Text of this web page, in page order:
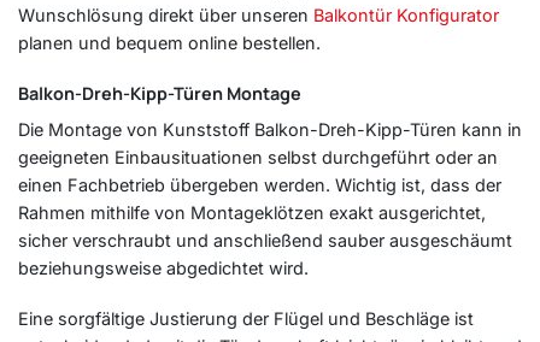
Wunschlösung direkt über unseren Balkontür Konfigurator
planen und bequem online bestellen.
Balkon-Dreh-Kipp-Türen Montage
Die Montage von Kunststoff Balkon-Dreh-Kipp-Türen kann in
geeigneten Einbausituationen selbst durchgeführt oder an
einen Fachbetrieb übergeben werden. Wichtig ist, dass der
Rahmen mithilfe von Montageklötzen exakt ausgerichtet,
sicher verschraubt und anschließend sauber ausgeschäumt
beziehungsweise abgedichtet wird.
Eine sorgfältige Justierung der Flügel und Beschläge ist